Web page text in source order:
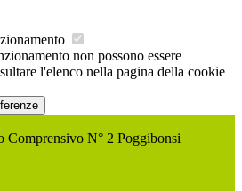
non possono essere
l'elenco nella pagina della cookie
Comprensivo N° 2 Poggibonsi